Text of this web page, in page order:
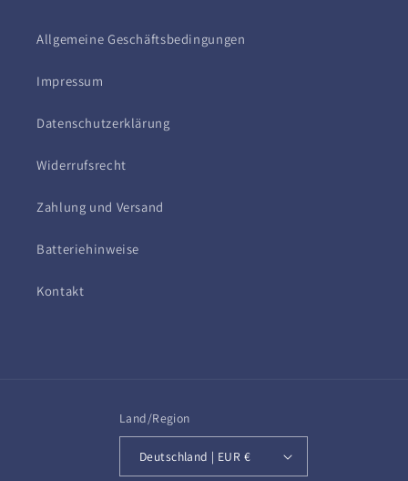
Allgemeine Geschäftsbedingungen
Impressum
Datenschutzerklärung
Widerrufsrecht
Zahlung und Versand
Batteriehinweise
Kontakt
Land/Region
Deutschland | EUR €